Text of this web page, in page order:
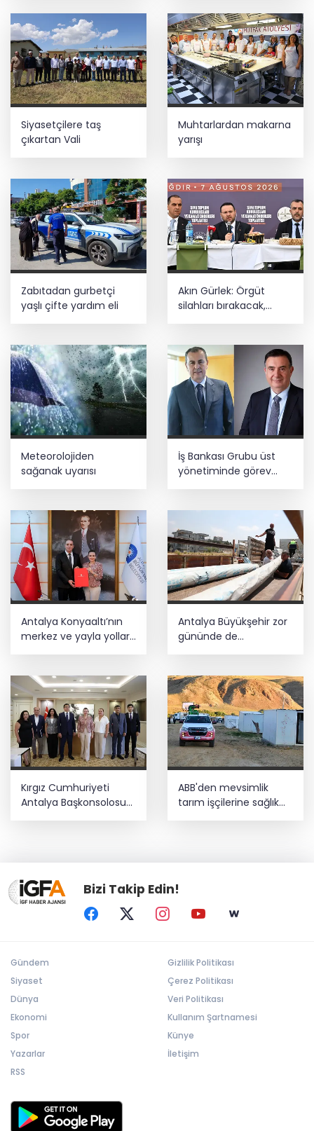
Lukaku Fener’e mi, Beşiktaş’a mı geliyor?
Bilim insanlarından uzayda zincirleme
felaket uyarısı
Siyasetçilere taş
çıkartan Vali
Muhtarlardan makarna
yarışı
Zabıtadan gurbetçi
yaşlı çifte yardım eli
Akın Gürlek: Örgüt
silahları bırakacak,
Meteorolojiden
sağanak uyarısı
İş Bankası Grubu üst
yönetiminde görev
değişimi
Antalya Konyaaltı’nın
merkez ve yayla yolları
yenilenecek
Antalya Büyükşehir zor
gününde de
vatandaşın yanında
Kırgız Cumhuriyeti
Antalya Başkonsolosu
ABB'den mevsimlik
tarım işçilerine sağlık
Bizi Takip Edin!
Gündem
Siyaset
Dünya
Ekonomi
Spor
Yazarlar
RSS
Gizlilik Politikası
Çerez Politikası
Veri Politikası
Kullanım Şartnamesi
Künye
İletişim